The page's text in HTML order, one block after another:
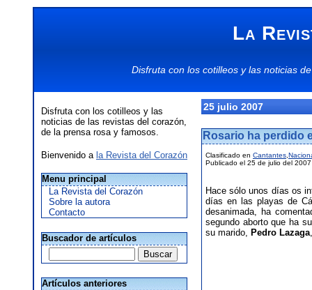
La
Disfruta con los cotilleosy las noticias
Disfruta con los cotilleos y las
noticias de las revistas del corazón,
de la prensa rosa y famosos.
Bienvenido a la Revista del Corazón
Menu principal
La Revista del Corazón
Sobre la autora
Contacto
Buscador de artículos
Artículos anteriores
25 julio 2007
Rosario ha perdido
Clasificado en Cantantes
Publicado el 25 de julio del 2007
Hace sólo unos días os
días en las playas de
desanimada, ha
segundo aborto que ha
su marido, Pedro Lazaga